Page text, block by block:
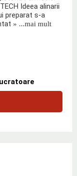
Ideea alinarii
preparat s-a
» ...mai mult